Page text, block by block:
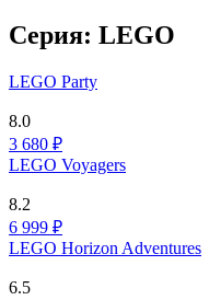
Серия: LEGO
LEGO Party
8.0
3 680 ₽
LEGO Voyagers
8.2
6 999 ₽
LEGO Horizon Adventures
6.5